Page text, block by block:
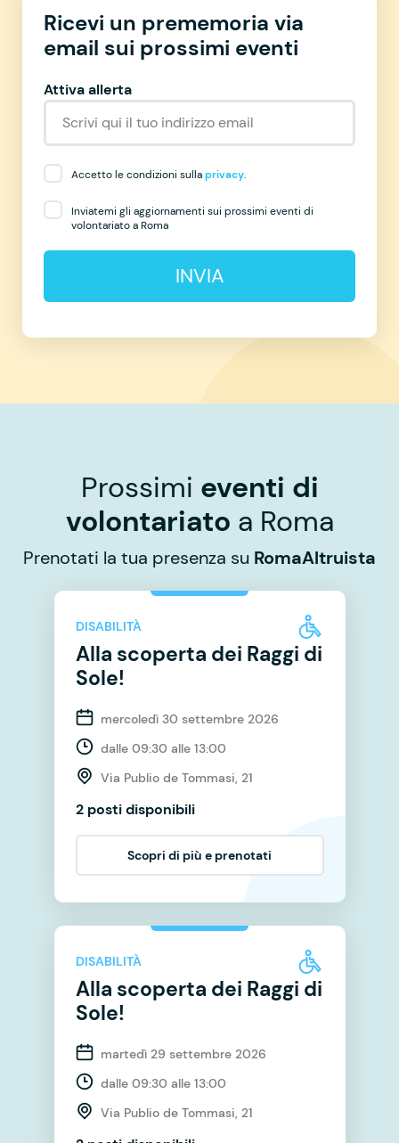
Ricevi un prememoria via
email sui prossimi eventi
Attiva allerta
Accetto le condizioni sullaprivacy.
Inviatemi gli aggiornamenti sui prossimi eventi di
volontariato a Roma
INVIA
Prossimi eventi di
volontariato a Roma
Prenotati la tua presenza su RomaAltruista
DISABILITÀ
Alla scoperta dei Raggi di
Sole!
mercoledì 30 settembre 2026
dalle 09:30 alle 13:00
Via Publio de Tommasi, 21
2 posti disponibili
Scopri di più e prenotati
DISABILITÀ
Alla scoperta dei Raggi di
Sole!
martedì 29 settembre 2026
dalle 09:30 alle 13:00
Via Publio de Tommasi, 21